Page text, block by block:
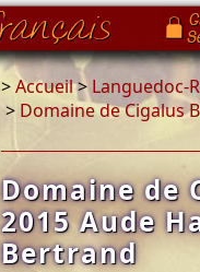
>Accueil>Languedoc-
> Domaine de Cigalus
Domaine de
2015 Aude
Bertrand